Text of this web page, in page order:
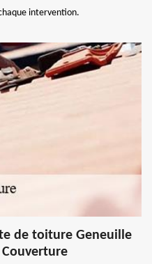
intervention.
de toiture Geneuille